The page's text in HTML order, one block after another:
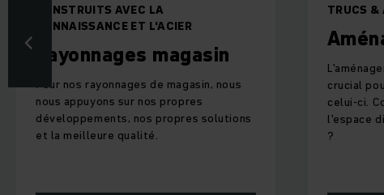
AVEC LA
ET L'ACIER
magasin
rayonnages de magasin, nous
sur nos propres
nos propres solutions
qualité.
TRUCS & ASTUCES
Aménager un
L'aménagement de
crucial pour le bon
celui-ci. Comment
l'espace disponible